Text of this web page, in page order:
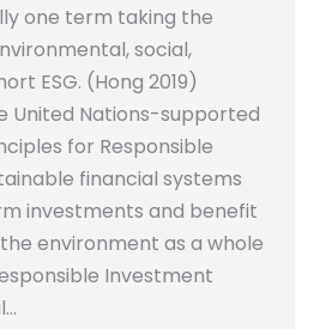
one term taking the
social,
ESG. (Hong 2019)
United Nations-supported
for Responsible
financial systems
investments and benefit
environment as a whole
Investment